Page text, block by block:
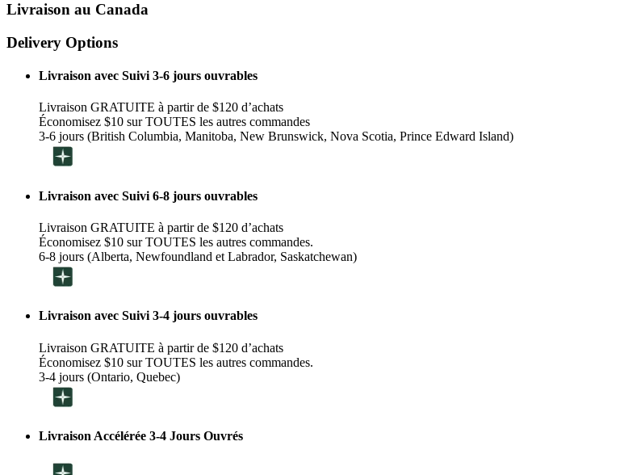
Livraison au Canada
Delivery Options
Livraison avec Suivi 3-6 jours ouvrables
Livraison GRATUITE à partir de $120 d’achats
Économisez $10 sur TOUTES les autres commandes
3-6 jours (British Columbia, Manitoba, New Brunswick, Nova Scotia, Prince Edward Island)
Livraison avec Suivi 6-8 jours ouvrables
Livraison GRATUITE à partir de $120 d’achats
Économisez $10 sur TOUTES les autres commandes.
6-8 jours (Alberta, Newfoundland et Labrador, Saskatchewan)
Livraison avec Suivi 3-4 jours ouvrables
Livraison GRATUITE à partir de $120 d’achats
Économisez $10 sur TOUTES les autres commandes.
3-4 jours (Ontario, Quebec)
Livraison Accélérée 3-4 Jours Ouvrés